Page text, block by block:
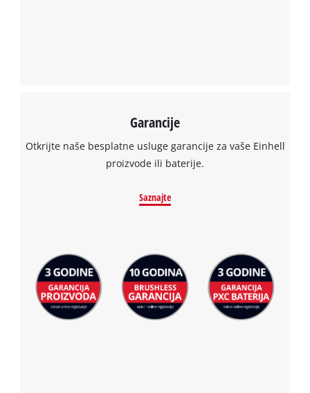
Garancije
Otkrijte naše besplatne usluge garancije za vaše Einhell
proizvode ili baterije.
Saznajte